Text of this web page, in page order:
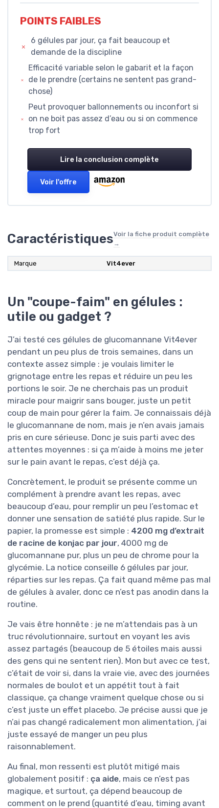
POINTS FAIBLES
6 gélules par jour, ça fait beaucoup et
demande de la discipline
Efficacité variable selon le gabarit et la façon
de le prendre (certains ne sentent pas grand-
chose)
Peut provoquer ballonnements ou inconfort si
on ne boit pas assez d’eau ou si on commence
trop fort
Lire la conclusion complète
Voir l'offre
CaractéristiquesVoir la fiche produit complète
→
Marque Vit4ever
Un "coupe-faim" en gélules :
utile ou gadget ?
J’ai testé ces gélules de glucomannane Vit4ever
pendant un peu plus de trois semaines, dans un
contexte assez simple : je voulais limiter le
grignotage entre les repas et réduire un peu les
portions le soir. Je ne cherchais pas un produit
miracle pour maigrir sans bouger, juste un petit
coup de main pour gérer la faim. Je connaissais déjà
le glucomannane de nom, mais je n’en avais jamais
pris en cure sérieuse. Donc je suis parti avec des
attentes moyennes : si ça m’aide à moins me jeter
sur le pain avant le repas, c’est déjà ça.
Concrètement, le produit se présente comme un
complément à prendre avant les repas, avec
beaucoup d’eau, pour remplir un peu l’estomac et
donner une sensation de satiété plus rapide. Sur le
papier, la promesse est simple : 4200 mg d’extrait
de racine de konjac par jour, 4000 mg de
glucomannane pur, plus un peu de chrome pour la
glycémie. La notice conseille 6 gélules par jour,
réparties sur les repas. Ça fait quand même pas mal
de gélules à avaler, donc ce n’est pas anodin dans la
routine.
Je vais être honnête : je ne m’attendais pas à un
truc révolutionnaire, surtout en voyant les avis
assez partagés (beaucoup de 5 étoiles mais aussi
des gens qui ne sentent rien). Mon but avec ce test,
c’était de voir si, dans la vraie vie, avec des journées
normales de boulot et un appétit tout à fait
classique, ça change vraiment quelque chose ou si
c’est juste un effet placebo. Je précise aussi que je
n’ai pas changé radicalement mon alimentation, j’ai
juste essayé de manger un peu plus
raisonnablement.
Au final, mon ressenti est plutôt mitigé mais
globalement positif : ça aide, mais ce n’est pas
magique, et surtout, ça dépend beaucoup de
comment on le prend (quantité d’eau, timing avant